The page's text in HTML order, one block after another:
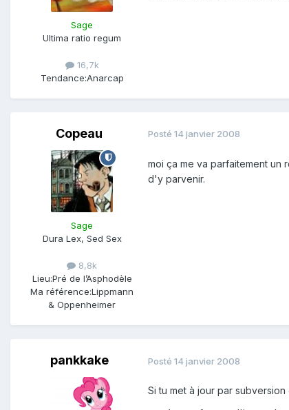
Sage
Ultima ratio regum
16,7k
Tendance:Anarcap
Copeau
Sage
Dura Lex, Sed Sex
8,8k
Lieu:Pré de l’Asphodèle
Ma référence:Lippmann
& Oppenheimer
Posté 14 janvier 2008
moi ça me va parfaitement un
d'y parvenir.
pankkake Posté 14 janvier 2008
Si tu met à jour par